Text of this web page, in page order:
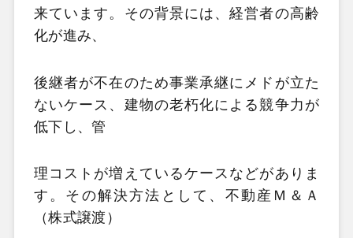
来ています。その背景には、経営者の高齢
化が進み、
後継者が不在のため事業承継にメドが立た
ないケース、建物の老朽化による競争力が
低下し、管
理コストが増えているケースなどがありま
す。その解決方法として、不動産Ｍ＆Ａ
（株式譲渡）